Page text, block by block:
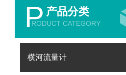
P 产品分类
RODUCT CATEGORY
横河流量计